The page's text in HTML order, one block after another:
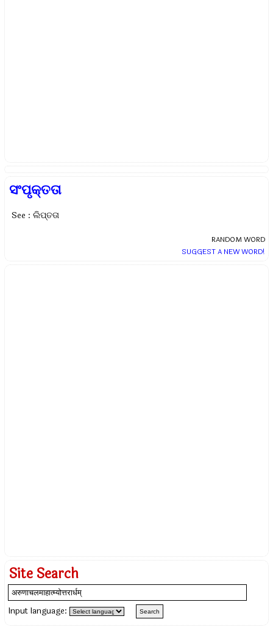
ସଂପୃକ୍ତତା
See : ଲିପ୍ତତା
RANDOM WORD
SUGGEST A NEW WORD!
Site Search
Input language: